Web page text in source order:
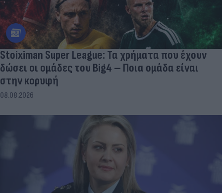
Stoiximan Super League: Τα χρήματα που έχουν
δώσει οι ομάδες του Big4 – Ποια ομάδα είναι
στην κορυφή
08.08.2026